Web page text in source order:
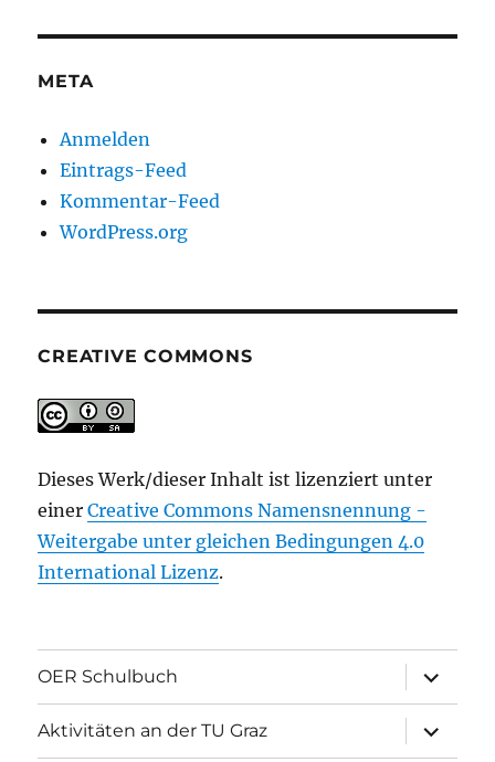
META
Anmelden
Eintrags-Feed
Kommentar-Feed
WordPress.org
CREATIVE COMMONS
Dieses Werk/dieser Inhalt ist lizenziert unter
einerCreative Commons Namensnennung -
Weitergabe unter gleichen Bedingungen 4.0
International Lizenz.
OER Schulbuch
öffnen
Aktivitäten an der TU Graz
öffnen